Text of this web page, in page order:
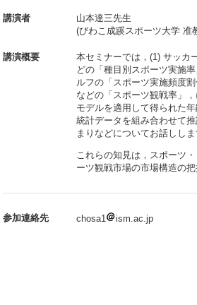
講演者
山本達三先生
(びわこ成蹊スポーツ大学 准
講演概要
本セミナーでは，(1) サッカ
どの「種目別スポーツ実施
ルフの「スポーツ実施頻度
などの「スポーツ観戦率」
モデルを適用して得られた
統計データを組み合わせて
まりなどについてお話ししま
これらの知見は，スポーツ
ーツ観戦市場の市場構造の
参加連絡先 chosa1 ism.ac.jp